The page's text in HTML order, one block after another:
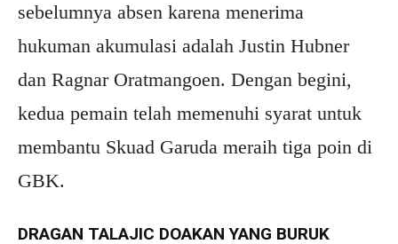
sebelumnya absen karena menerima
hukuman akumulasi adalah Justin Hubner
dan Ragnar Oratmangoen. Dengan begini,
kedua pemain telah memenuhi syarat untuk
membantu Skuad Garuda meraih tiga poin di
GBK.
DRAGAN TALAJIC DOAKAN YANG BURUK